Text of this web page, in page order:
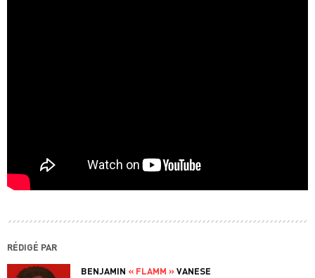
RÉDIGÉ PAR
BENJAMIN « FLAMM »VANESE